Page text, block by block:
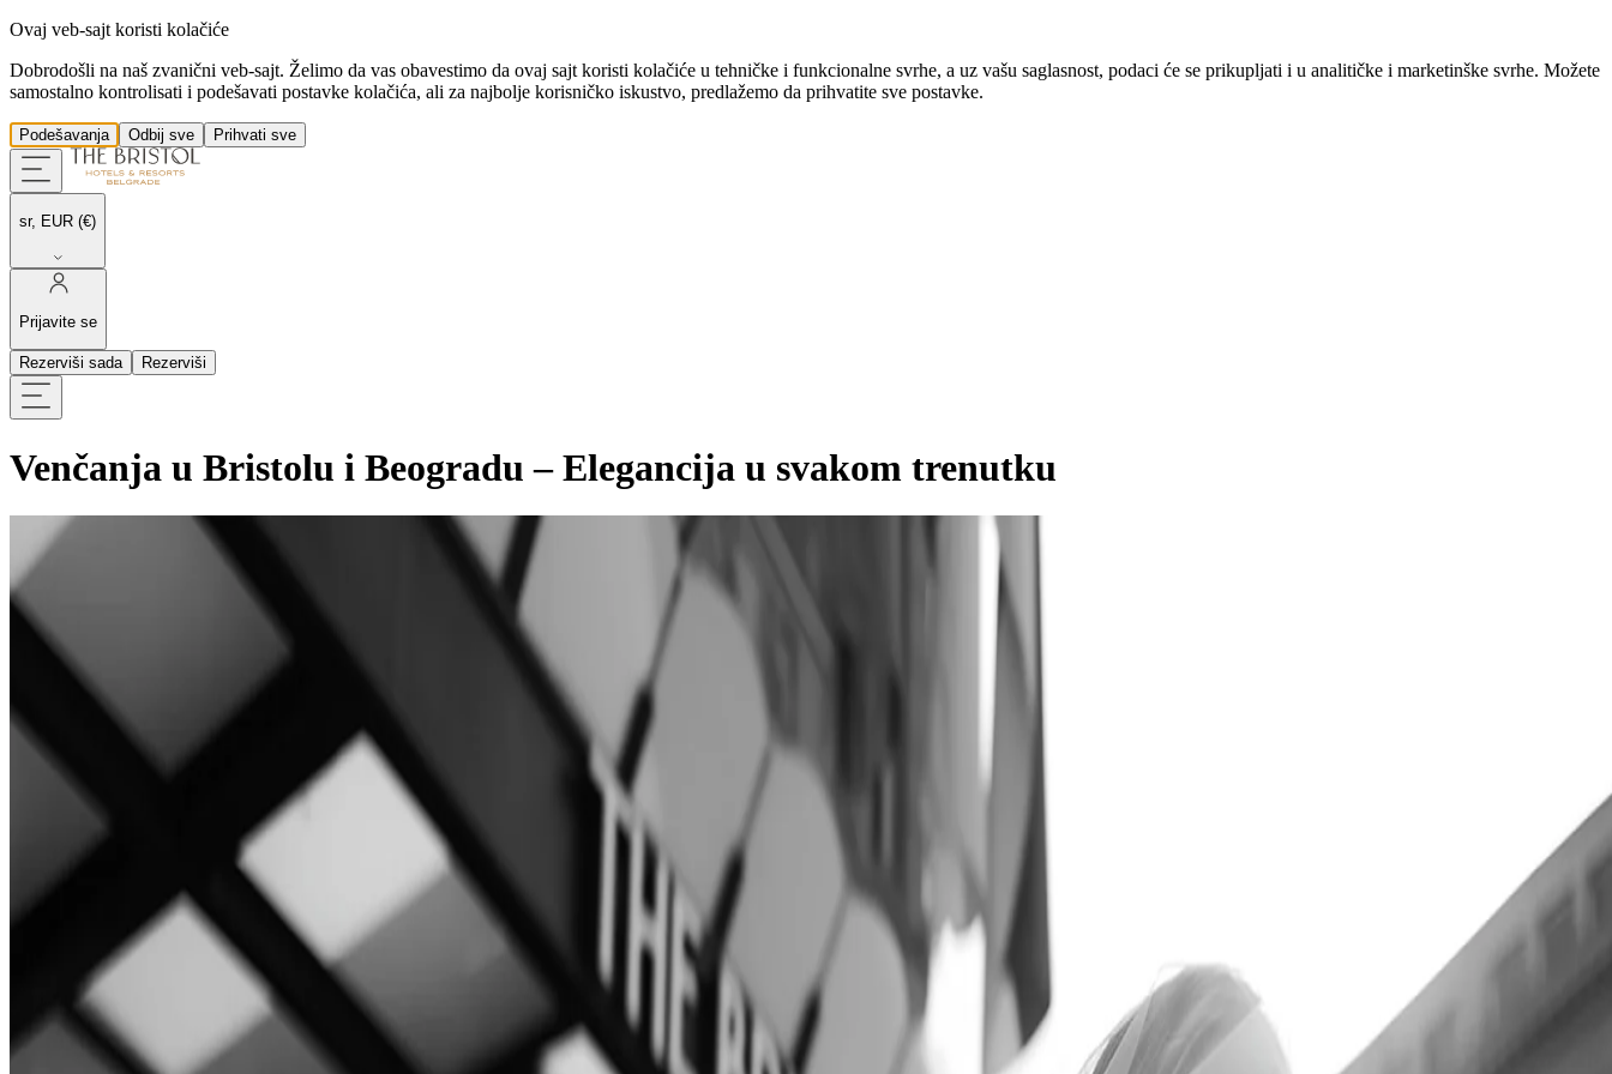
Ovaj veb-sajt koristi kolačiće
Dobrodošli na naš zvanični veb-sajt. Želimo da vas obavestimo da ovaj sajt koristi kolačiće u tehničke i funkcionalne svrhe, a uz vašu saglasnost, podaci će se prikupljati i u analitičke i marketinške svrhe. Možete
samostalno kontrolisati i podešavati postavke kolačića, ali za najbolje korisničko iskustvo, predlažemo da prihvatite sve postavke.
Podešavanja Odbij sve Prihvati sve
sr, EUR (€)
Prijavite se
Rezerviši sada Rezerviši
Venčanja u Bristolu i Beogradu – Elegancija u svakom trenutku
Venčanja su trenuci elegancije, tradicije i novih početaka, a u hotelu The Bristol Belgrade
ovi posebni dani dobijaju jedinstveni šarm i toplu atmosferu.
Za parove koji se pripremaju za svoj veliki dan, The Bristol Belgrade nudi prefinjeno i intimno iskustvo koje kombinuje udobnost, promišljene detalje i ekskluzivan pristup prelepim lokacijama za fotografisanje,
na samo nekoliko koraka od vaše sobe.
Našpre-wedding
paket osmišljen je kao nežni uvod u ono što sledi: romantična dobrodošlica uz dekoraciju, šampanjac i kanapee, bogat doručak, neograničeno vreme za fotografisanje u vašem apartmanu, jedan
sat ekskluzivnog pristupa elegantnim javnim prostorima hotela, kao i 20% popusta na spa tretmane, savršeno za opuštanje pre velikog trenutka.
Smešten u srcu Beograda, The Bristol pruža savršeno okruženje u kojem počinju uspomene. Ako tražite mesto da uokvirite svoju ljubavnu priču, biće nam zadovoljstvo da je stvorimo zajedno sa vama.
Rezervišite svoj pre-wedding paket već danas i dozvolite hotelu The Bristol Belgrade da postane deo vaše ljubavne priče.
Budite prvi koji će dobiti ekskluzivne vesti
Prijavite se na naš imejl bilten i prvi saznajte za ponude i novosti.